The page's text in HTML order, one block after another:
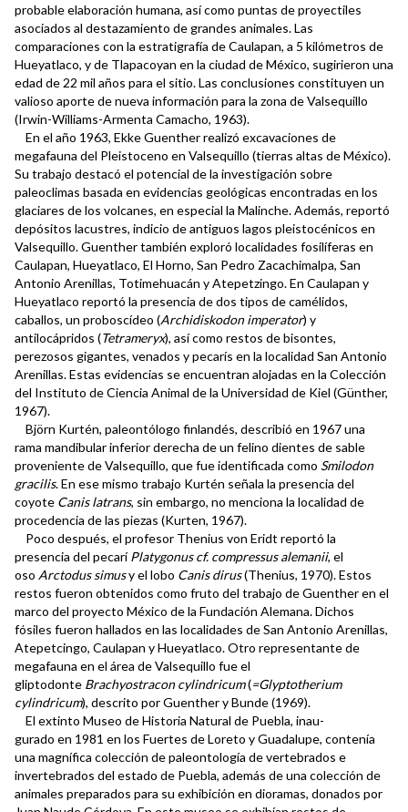
probable elaboración humana, así como puntas de proyectiles
asociados al destazamiento de grandes animales. Las
comparaciones con la estratigrafía de Caulapan, a 5 kilómetros de
Hueyatlaco, y de Tlapacoyan en la ciudad de México, sugirieron una
edad de 22 mil años para el sitio. Las conclusiones constituyen un
valioso aporte de nueva información para la zona de Valsequillo
(Irwin-Williams-Armenta Camacho, 1963).
En el año 1963, Ekke Guenther realizó excavaciones de
megafauna del Pleistoceno en Valsequillo (tierras altas de México).
Su trabajo destacó el potencial de la investigación sobre
paleoclimas basada en evidencias geológicas encontradas en los
glaciares de los volcanes, en especial la Malinche. Además, reportó
depósitos lacustres, indicio de antiguos lagos pleistocénicos en
Valsequillo. Guenther también exploró localidades fosilíferas en
Caulapan, Hueyatlaco, El Horno, San Pedro Zacachimalpa, San
Antonio Arenillas, Totimehuacán y Atepetzingo. En Caulapan y
Hueyatlaco reportó la presencia de dos tipos de camélidos,
caballos, un proboscídeo (Archidiskodon imperator) y
antilocápridos (Tetrameryx), así como restos de bisontes,
perezosos gigantes, venados y pecarís en la localidad San Antonio
Arenillas. Estas evidencias se encuentran alojadas en la Colección
del Instituto de Ciencia Animal de la Universidad de Kiel (Günther,
1967).
Björn Kurtén, paleontólogo finlandés, describió en 1967 una
rama mandibular inferior derecha de un felino dientes de sable
proveniente de Valsequillo, que fue identificada como Smilodon
gracilis. En ese mismo trabajo Kurtén señala la presencia del
coyote Canis latrans, sin embargo, no menciona la localidad de
procedencia de las piezas (Kurten, 1967).
Poco después, el profesor Thenius von Eridt reportó la
presencia del pecaríPlatygonus cf. compressus alemanii, el
oso Arctodus simusy el lobo Canis dirus(Thenius, 1970). Estos
restos fueron obtenidos como fruto del trabajo de Guenther en el
marco del proyecto México de la Fundación Alemana. Dichos
fósiles fueron hallados en las localidades de San Antonio Arenillas,
Atepetcingo, Caulapan y Hueyatlaco. Otro representante de
megafauna en el área de Valsequillo fue el
gliptodonte Brachyostracon cylindricum(=Glyptotherium
cylindricum), descrito por Guenther y Bunde (1969).
El extinto Museo de Historia Natural de Puebla, inau-
gurado en 1981 en los Fuertes de Loreto y Guadalupe, contenía
una magnífica colección de paleontología de vertebrados e
invertebrados del estado de Puebla, además de una colección de
animales preparados para su exhibición en dioramas, donados por